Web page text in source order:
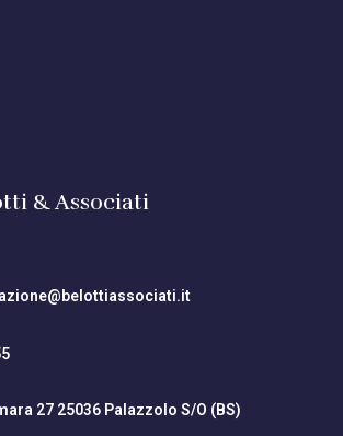
& Associati
27 25036 Palazzolo S/O (BS)